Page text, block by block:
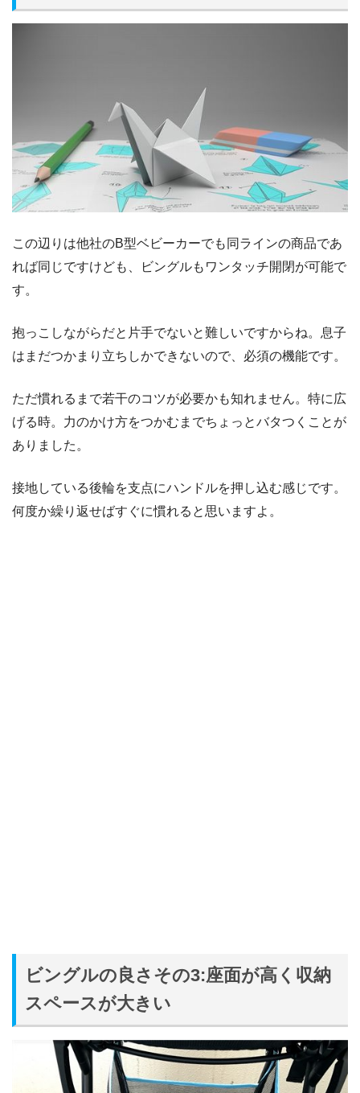
この辺りは他社のB型ベビーカーでも同ラインの商品であ
れば同じですけども、ビングルもワンタッチ開閉が可能で
す。
抱っこしながらだと片手でないと難しいですからね。息子
はまだつかまり立ちしかできないので、必須の機能です。
ただ慣れるまで若干のコツが必要かも知れません。特に広
げる時。力のかけ方をつかむまでちょっとバタつくことが
ありました。
接地している後輪を支点にハンドルを押し込む感じです。
何度か繰り返せばすぐに慣れると思いますよ。
ビングルの良さその3:座面が高く収納
スペースが大きい